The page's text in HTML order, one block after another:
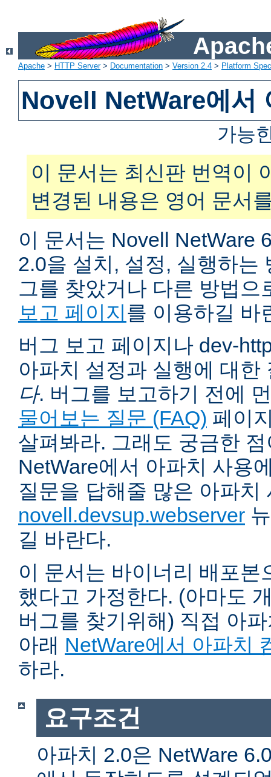
Apache > HTTP Server> Documentation > Version 2.4 > Platform
Novell NetWare에서
가능
이 문서는 최신판 번역이
변경된 내용은 영어 문서
이 문서는 Novell NetWare
2.0을 설치, 설정, 실행하는
그를 찾았거나 다른 방법
보고 페이지를 이용하길 바
버그 보고 페이지나 dev-
아파치 설정과 실행에 대
다. 버그를 보고하기 전에
물어보는 질문 (FAQ) 페이
살펴봐라. 그래도 궁금한
NetWare에서 아파치 사용
질문을 답해줄 많은 아파치
novell.devsup.webserver
길 바란다.
이 문서는 바이너리 배포본
했다고 가정한다. (아마도
버그를 찾기위해) 직접 아
아래 NetWare에서 아파치
하라.
요구조건
아파치 2.0은 NetWare